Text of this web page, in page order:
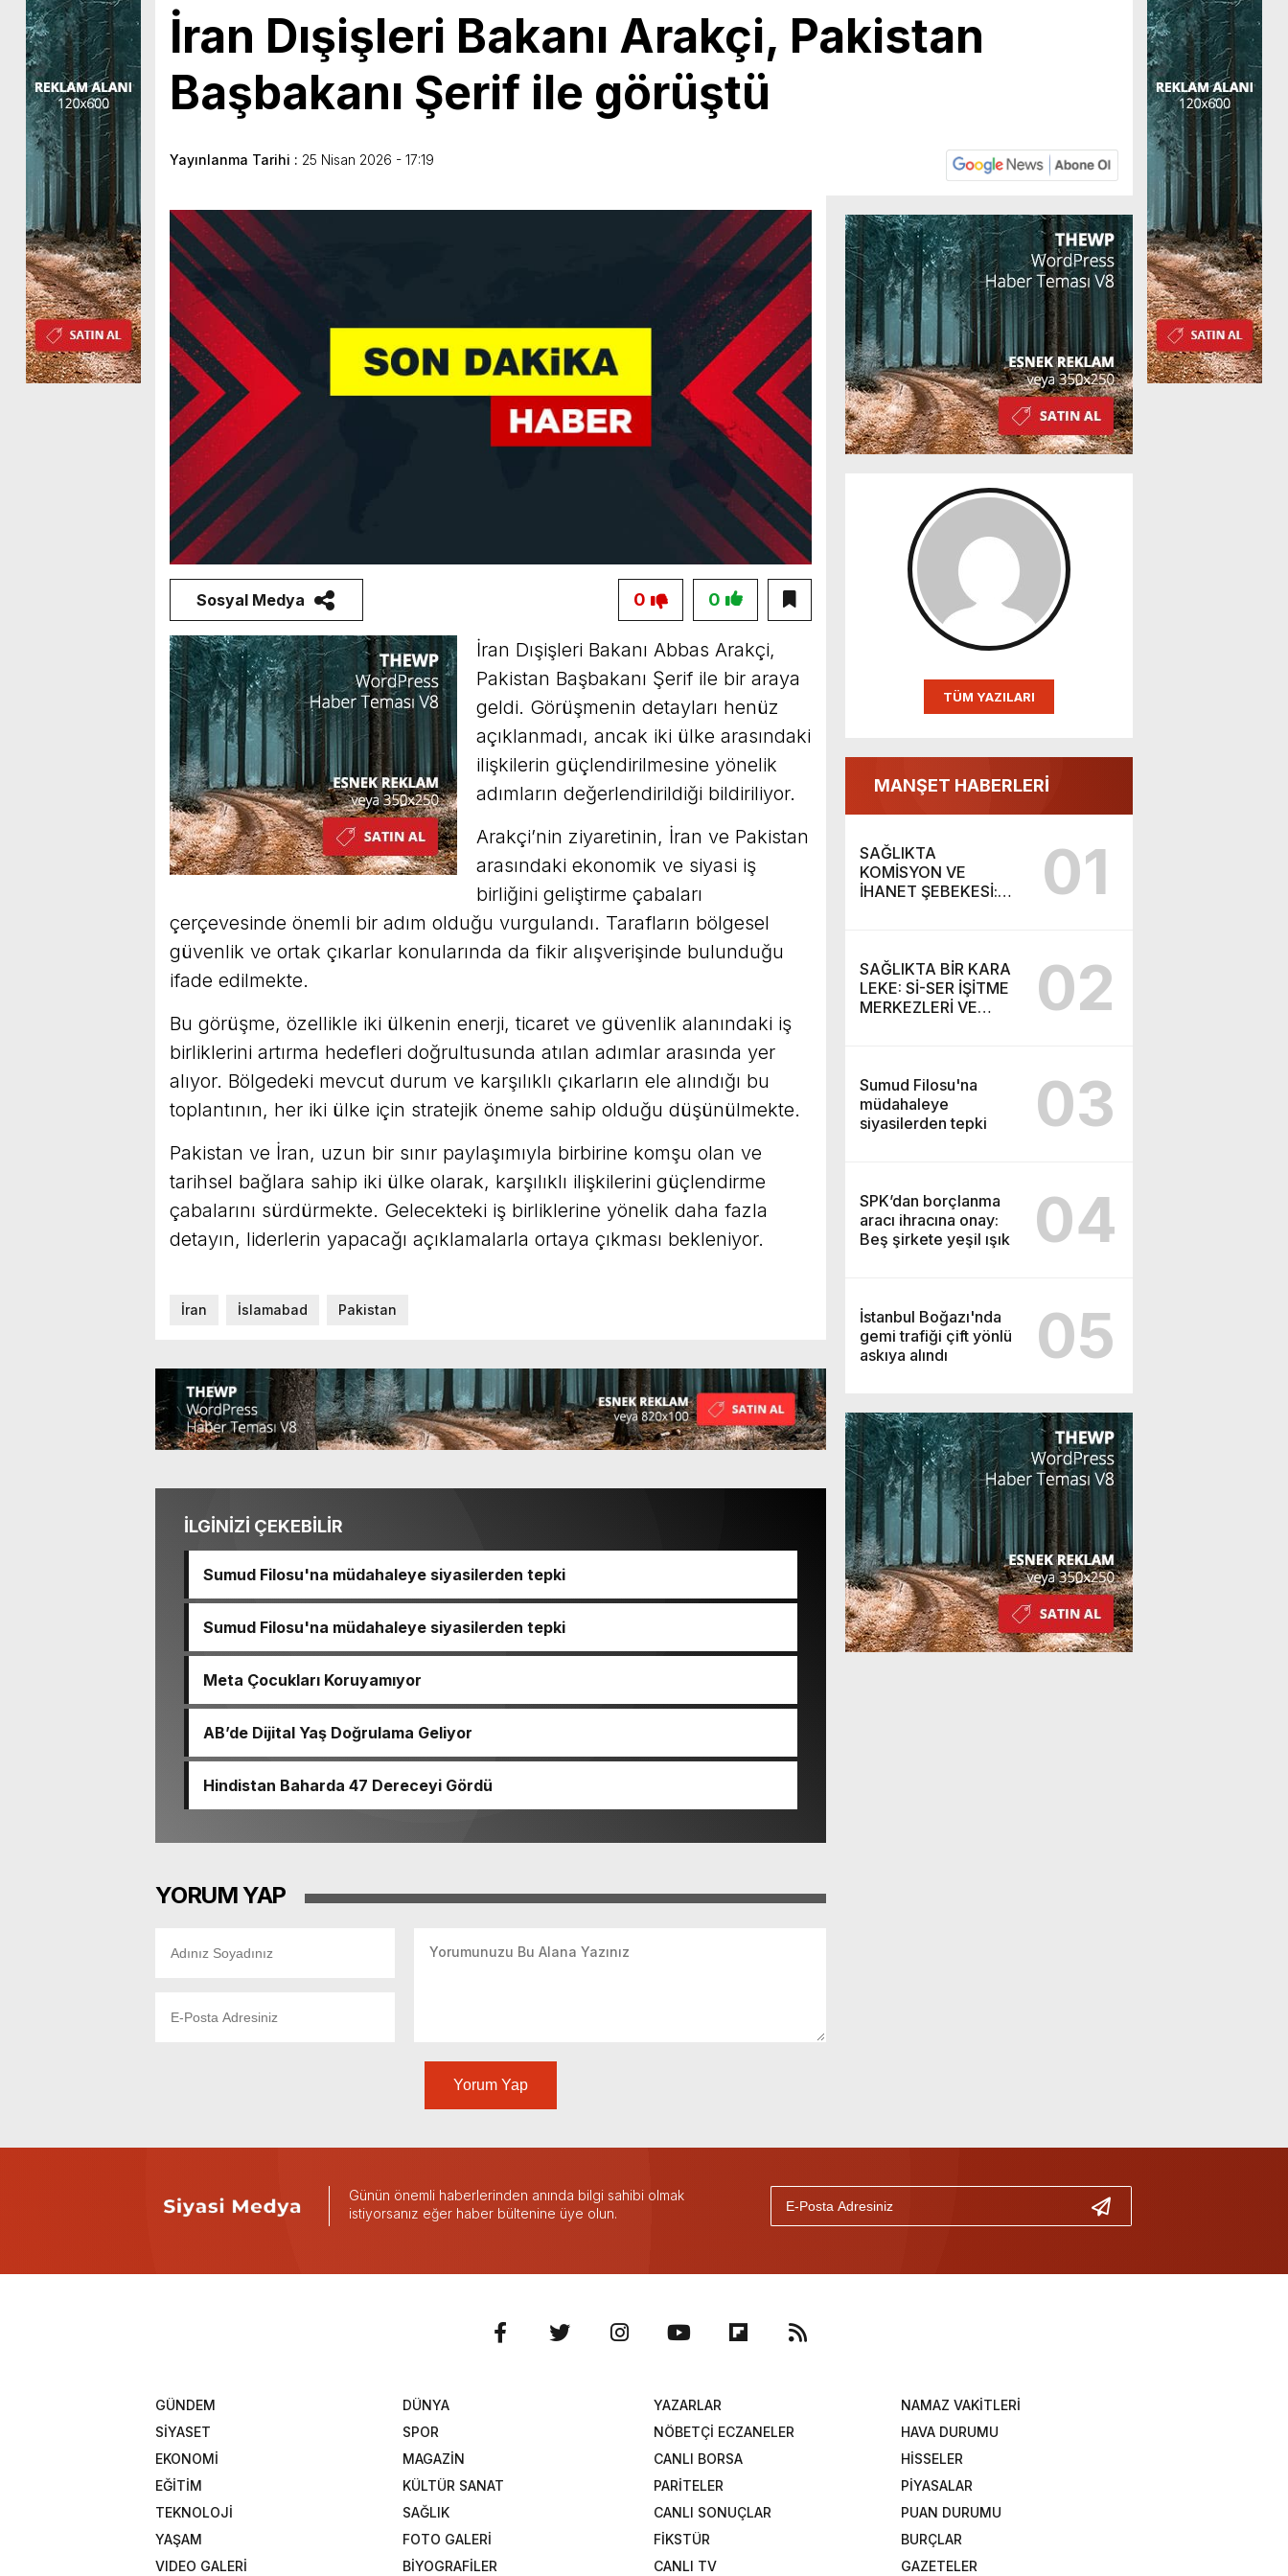
İran Dışişleri Bakanı Arakçi, Pakistan
Başbakanı Şerif ile görüştü
Yayınlanma Tarihi : 25 Nisan 2026 - 17:19
TÜM YAZILARI
MANŞET HABERLERİ
SAĞLIKTA
KOMİSYON VE
İHANET ŞEBEKESİ:
VURGUNU!
01
SAĞLIKTA BİR KARA
LEKE: Sİ-SER İŞİTME
MERKEZLERİ VE
02
Sumud Filosu'na
müdahaleye
siyasilerden tepki
03
SPK’dan borçlanma
aracı ihracına onay:
Beş şirkete yeşil ışık
04
İstanbul Boğazı'nda
gemi trafiği çift yönlü
askıya alındı
05
Sosyal Medya 0
0
İran Dışişleri Bakanı Abbas Arakçi,
Pakistan Başbakanı Şerif ile bir araya
geldi. Görüşmenin detayları henüz
açıklanmadı, ancak iki ülke arasındaki
ilişkilerin güçlendirilmesine yönelik
adımların değerlendirildiği bildiriliyor.
Arakçi’nin ziyaretinin, İran ve Pakistan
arasındaki ekonomik ve siyasi iş
birliğini geliştirme çabaları
çerçevesinde önemli bir adım olduğu vurgulandı. Tarafların bölgesel
güvenlik ve ortak çıkarlar konularında da fikir alışverişinde bulunduğu
ifade edilmekte.
Bu görüşme, özellikle iki ülkenin enerji, ticaret ve güvenlik alanındaki iş
birliklerini artırma hedefleri doğrultusunda atılan adımlar arasında yer
alıyor. Bölgedeki mevcut durum ve karşılıklı çıkarların ele alındığı bu
toplantının, her iki ülke için stratejik öneme sahip olduğu düşünülmekte.
Pakistan ve İran, uzun bir sınır paylaşımıyla birbirine komşu olan ve
tarihsel bağlara sahip iki ülke olarak, karşılıklı ilişkilerini güçlendirme
çabalarını sürdürmekte. Gelecekteki iş birliklerine yönelik daha fazla
detayın, liderlerin yapacağı açıklamalarla ortaya çıkması bekleniyor.
İran İslamabad Pakistan
İLGİNİZİ ÇEKEBİLİR
Sumud Filosu'na müdahaleye siyasilerden tepki
Sumud Filosu'na müdahaleye siyasilerden tepki
Meta Çocukları Koruyamıyor
AB’de Dijital Yaş Doğrulama Geliyor
Hindistan Baharda 47 Dereceyi Gördü
YORUM YAP
Yorum Yap
Günün önemli haberlerinden anında bilgi sahibi olmak
istiyorsanız eğer haber bültenine üye olun.
GÜNDEM
DÜNYA
SİYASET
SPOR
EKONOMİ
MAGAZİN
EĞİTİM
KÜLTÜR SANAT
TEKNOLOJİ
SAĞLIK
YAŞAM
FOTO GALERİ
VIDEO GALERİ
BİYOGRAFİLER
YAZARLAR
NAMAZ VAKİTLERİ
NÖBETÇİ ECZANELER
HAVA DURUMU
CANLI BORSA
HİSSELER
PARİTELER
PİYASALAR
CANLI SONUÇLAR
PUAN DURUMU
FİKSTÜR
BURÇLAR
CANLI TV
GAZETELER